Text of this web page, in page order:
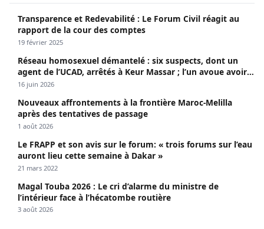
Transparence et Redevabilité : Le Forum Civil réagit au
rapport de la cour des comptes
19 février 2025
Réseau homosexuel démantelé : six suspects, dont un
agent de l’UCAD, arrêtés à Keur Massar ; l’un avoue avoir
propagé le VIH depuis 2018
16 juin 2026
Nouveaux affrontements à la frontière Maroc-Melilla
après des tentatives de passage
1 août 2026
Le FRAPP et son avis sur le forum: « trois forums sur l’eau
auront lieu cette semaine à Dakar »
21 mars 2022
Magal Touba 2026 : Le cri d’alarme du ministre de
l’intérieur face à l’hécatombe routière
3 août 2026